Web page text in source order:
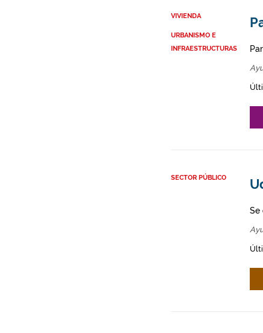
VIVIENDA
URBANISMO E
INFRAESTRUCTURAS
SECTOR PÚBLICO
Se